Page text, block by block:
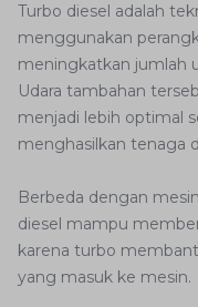
Turbo diesel adalah
menggunakan
meningkatkan jumlah
Udara tambahan
menjadi lebih optimal
menghasilkan tenaga
Berbeda dengan
diesel mampu
karena turbo
yang masuk ke mesin.